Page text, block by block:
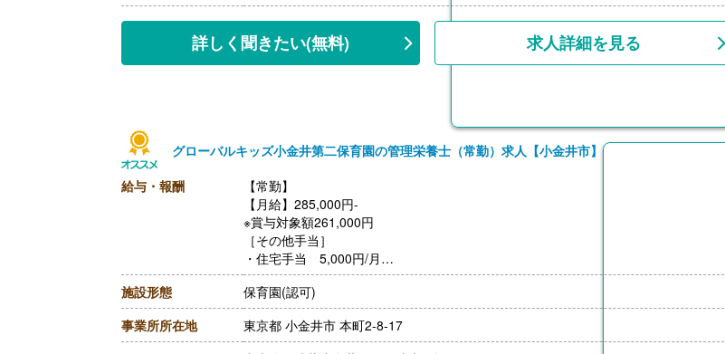
詳しく聞きたい(無料) 求人詳細を見る
グローバルキッズ小金井第二保育園の管理栄養士（常勤）求人【小金井市】
給与・報酬
【常勤】
【月給】285,000円-
※賞与対象額261,000円
［その他手当］
・住宅手当 5,000円/月
※寮・借り上げ住宅を利用されない方のみ
・子ども手当 5,000円/月※支給条件あり
【賞与】年2回（計2.00ヶ月分）※2025年度実績（6月・12月）
一時金 ※2025年度実績（3月）
※年度末に配属園ごとの補助金残額を精算支給。支給額は勤務実績や評価等に
施設形態
保育園(認可)
事業所所在地
東京都 小金井市 本町2-8-17